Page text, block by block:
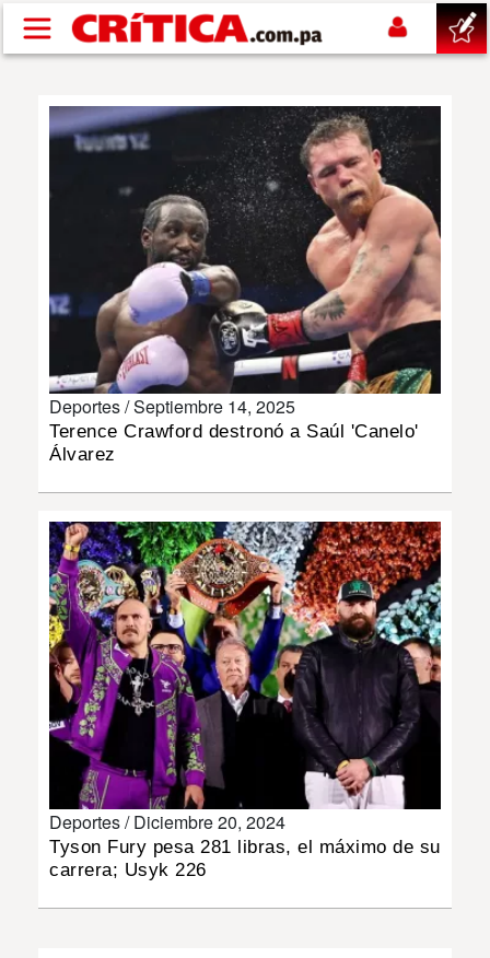
Pasar al contenido principal
SUCESOS
DEPORTES
INSÓLITAS
MULTIMEDIA
IMPRESO
Deportes /Septiembre 14, 2025
Terence Crawford destronó a Saúl 'Canelo'
Álvarez
Deportes /Diciembre 20, 2024
Tyson Fury pesa 281 libras, el máximo de su
carrera; Usyk 226